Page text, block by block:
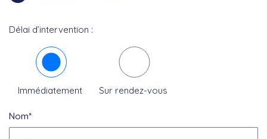
Délai d’intervention :
Immédiatement Sur rendez-vous
Nom*